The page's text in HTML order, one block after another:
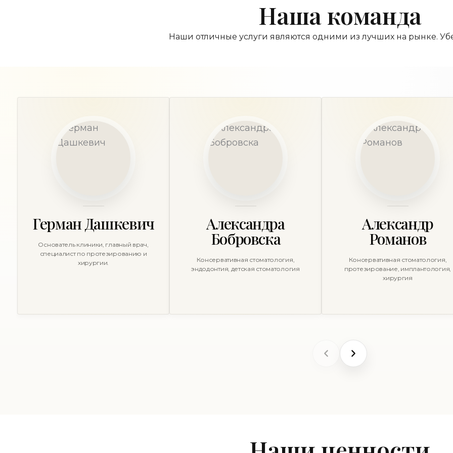
Наша команда
Наши отличные услуги являются одними из лучших на рынке.
Герман Дашкевич
Основатель клиники, главный врач,
специалист по протезированию и
хирургии.
Александра
Бобровска
Консервативная стоматология,
эндодонтия, детская стоматология
Александр
Романов
Консервативная стоматология,
протезирование, имплантология,
хирургия